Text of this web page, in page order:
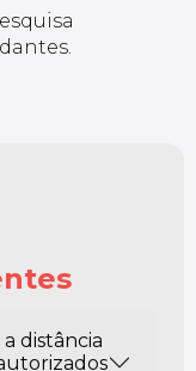
distância